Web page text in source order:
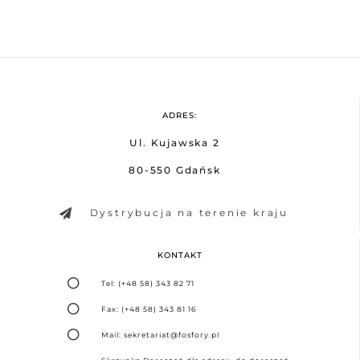
ADRES:
Ul. Kujawska 2
80-550 Gdańsk
Dystrybucja na terenie kraju
KONTAKT
Tel: (+48 58) 343 82 71
Fax: (+48 58) 343 81 16
Mail: sekretariat@fosfory.pl